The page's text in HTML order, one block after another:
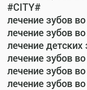
#CITY#
лечение зубов
лечение зубов
лечение детских
лечение зубов
лечение зубов
лечение зубов